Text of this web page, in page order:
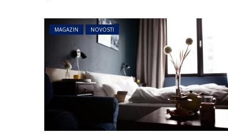
MAGAZIN NOVOSTI